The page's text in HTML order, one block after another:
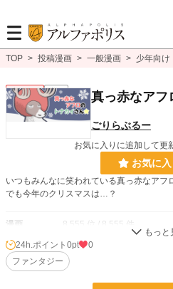
TOP > 投稿漫画 > 一般漫画 > 少年向け
少年向け 完結 真っ赤なア
ごりらぶるー
お気に入りに追加して更
お気に
いつもみんなに笑われている真っ赤なアフ
でも今年のクリスマスは…？
漫画 8,555 位 / 8,555 件
少年向け 2,488 位 / 2,488 件
お気に入り
24h.ポイント 0pt
0
ファンタジー